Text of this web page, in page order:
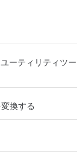
ーザー名とパスワ
choice.
します。 2-
ティの仮想マシン
ターと仮想マシ
よびゲストオペ
ます。 直感的なホ
シンに簡単にアク
ンもサポートして
Transcode into
Subtitle
capabilities
encoders:
Video, MPEG-1
MP2, Vorbis,
MKV, FLV, OGM,
ーティリティツー
換する